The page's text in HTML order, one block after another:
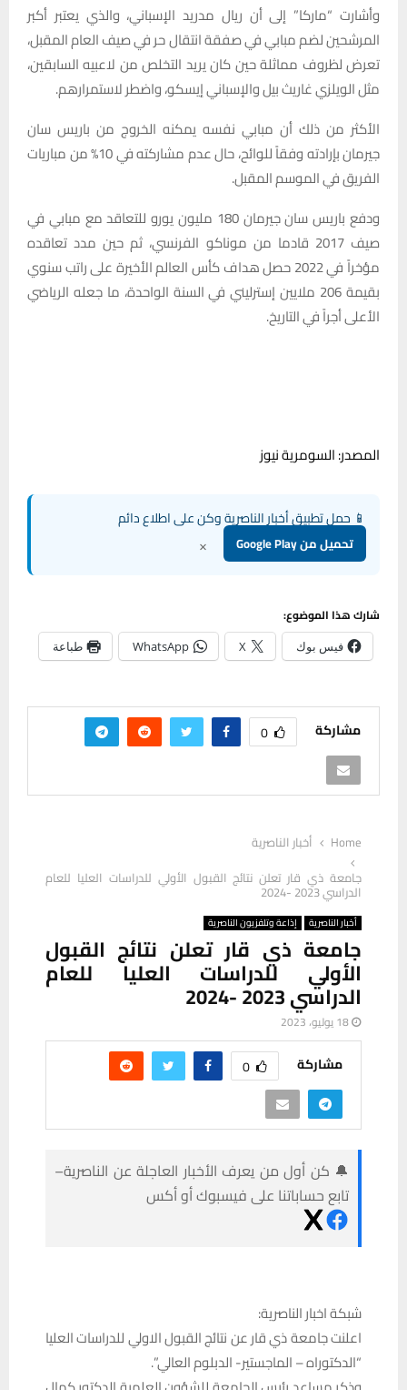
وأشارت “ماركا” إلى أن ريال مدريد الإسباني، والذي يعتبر أكبر
المرشحين لضم مبابي في صفقة انتقال حر في صيف العام المقبل،
تعرض لظروف مماثلة حين كان يريد التخلص من لاعبيه السابقين،
مثل الويلزي غاريث بيل والإسباني إيسكو، واضطر لاستمرارهم.
الأكثر من ذلك أن مبابي نفسه يمكنه الخروج من باريس سان
جيرمان بإرادته وفقاً للوائح، حال عدم مشاركته في 10% من مباريات
الفريق في الموسم المقبل.
ودفع باريس سان جيرمان 180 مليون يورو للتعاقد مع مبابي في
صيف 2017 قادما من موناكو الفرنسي، ثم حين مدد تعاقده
مؤخراً في 2022 حصل هداف كأس العالم الأخيرة على راتب سنوي
بقيمة 206 ملايين إسترليني في السنة الواحدة، ما جعله الرياضي
الأعلى أجراً في التاريخ.
المصدر: السومرية نيوز
📱 حمل تطبيق أخبار الناصرية وكن على اطلاع دائم
تحميل من Google Play ×
شارك هذا الموضوع:
فيس بوك X
WhatsApp طباعة
مشاركة 0
Home
أخبار الناصرية
جامعة ذي قار تعلن نتائج القبول الأولي للدراسات العليا للعام
الدراسي 2023 -2024
أخبار الناصرية إذاعة وتلفزيون الناصرية
جامعة ذي قار تعلن نتائج القبول
الأولي للدراسات العليا للعام
الدراسي 2023 -2024
18 يوليو، 2023
مشاركة 0
🔔 كن أول من يعرف الأخبار العاجلة عن الناصرية–
تابع حساباتنا على فيسبوك أو أكس
شبكة اخبار الناصرية:
اعلنت جامعة ذي قار عن نتائج القبول الاولي للدراسات العليا
“الدكتوراه – الماجستير- الدبلوم العالي”.